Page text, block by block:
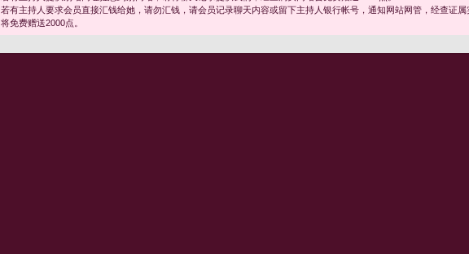
若有主持人要求会员直接汇钱给她，请勿汇钱，请会员记录聊天内容或留下主持人银行帐号，通知网站网管，经查证属
将免费赠送2000点。